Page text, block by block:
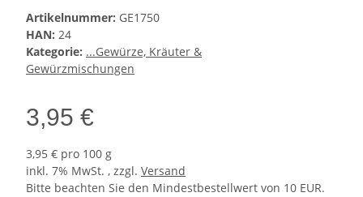
Artikelnummer: GE1750
HAN: 24
Kategorie: ...Gewürze, Kräuter &
Gewürzmischungen
3,95 €
3,95 € pro 100 g
inkl. 7% MwSt. , zzgl. Versand
Bitte beachten Sie den Mindestbestellwert von 10 EUR.